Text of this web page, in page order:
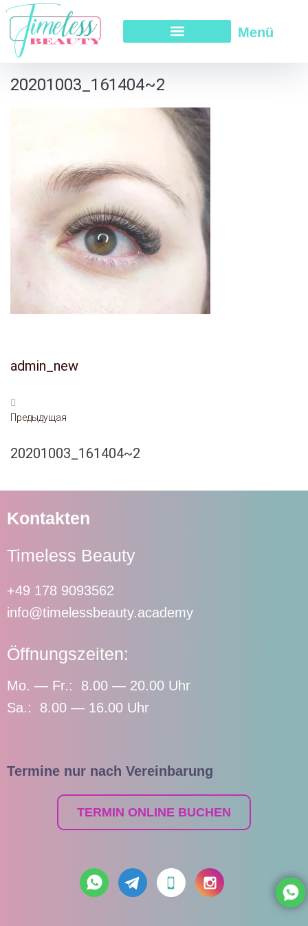
Menü
20201003_161404~2
admin_new
Предыдущая
20201003_161404~2
Kontakten
Timeless Beauty
+49 178 9093562
info@timelessbeauty.academy
Öffnungszeiten:
Mo. — Fr.: 8.00 — 20.00 Uhr
Sa.: 8.00 — 16.00 Uhr
Termine nur nach Vereinbarung
TERMIN ONLINE BUCHEN